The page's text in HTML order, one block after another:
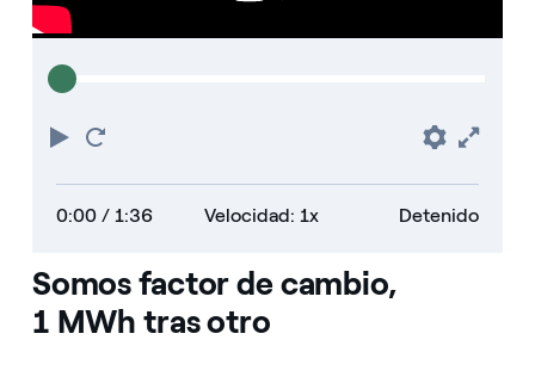
Play
0:00/ 1:36 Velocidad: 1x Detenido
Somos factor de cambio,
1 MWh tras otro